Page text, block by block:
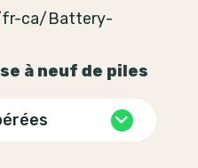
fr-ca/Battery-
à neuf de piles